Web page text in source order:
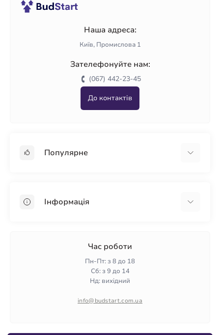
Наша адреса:
Київ, Промислова 1
Зателефонуйте нам:
(067) 442-23-45
До контактів
Популярне
ПінопластІнформація
Гарантія та повернення
Політика конфіденційності
Час роботи
Пн-Пт: з 8 до 18
Сб: з 9 до 14
Нд: вихідний
info@budstart.com.ua